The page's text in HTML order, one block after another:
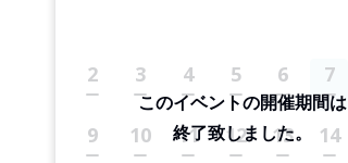
2 3 4 5 6 7
9 10 11 12 13 14
このイベントの開催期間は
終了致しました。